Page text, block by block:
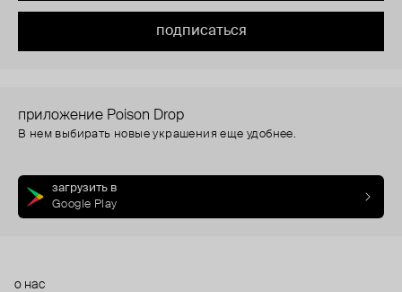
подписаться
приложение Poison Drop
В нем выбирать новые украшения еще удобнее.
загрузить в
Google Play
о нас